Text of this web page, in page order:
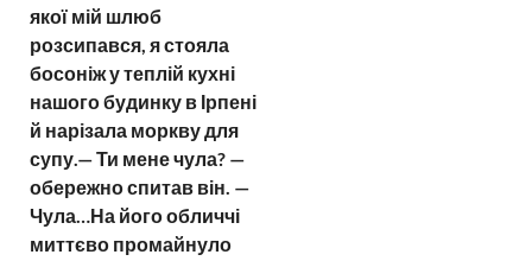
якої мій шлюб
розсипався, я стояла
босоніж у теплій кухні
нашого будинку в Ірпені
й нарізала моркву для
супу.— Ти мене чула? —
обережно спитав він. —
Чула…На його обличчі
миттєво промайнуло